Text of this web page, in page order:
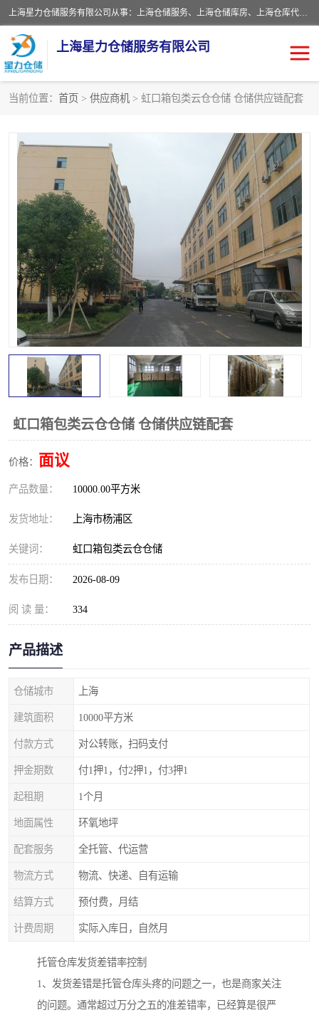
上海星力仓储服务有限公司从事：上海仓储服务、上海仓储库房、上海仓库代运营、上海仓库对外出租、上海仓库外包、上海三方仓储、上海电商仓储代发、上海电商代发货仓库、上海托管仓库、上海仓储配送。上海星力仓储服务有限公司现在拥有100个分仓、10万余平方的标准库房，精炼员工几百名，与几千家客户合作，公司已跻身上海仓储行业前列。欢迎来电咨询！
上海星力仓储服务有限公司
当前位置： 首页 > 供应商机 > 虹口箱包类云仓仓储 仓储供应链配套
虹口箱包类云仓仓储 仓储供应链配套
价格： 面议
产品数量： 10000.00平方米
发货地址： 上海市杨浦区
关键词： 虹口箱包类云仓仓储
发布日期： 2026-08-09
阅 读 量： 334
产品描述
仓储城市 上海
建筑面积 10000平方米
付款方式 对公转账，扫码支付
押金期数 付1押1，付2押1，付3押1
起租期 1个月
地面属性 环氧地坪
配套服务 全托管、代运营
物流方式 物流、快递、自有运输
结算方式 预付费，月结
计费周期 实际入库日，自然月
托管仓库发货差错率控制
1、发货差错是托管仓库头疼的问题之一，也是商家关注
的问题。通常超过万分之五的准差错率，已经算是很严
上海仓储配送 上海仓库外包
上海仓库代运营 上海托管仓库
上海第三方仓储 上海仓储服务
仓储 上海电商代发货仓库
上海托管仓库